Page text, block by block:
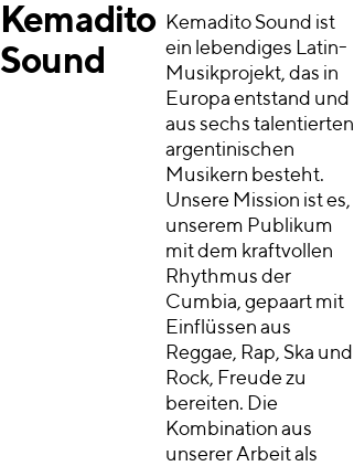
Kemadito
Sound
Kemadito Sound ist
ein lebendiges Latin-
Musikprojekt, das in
Europa entstand und
aus sechs talentierten
argentinischen
Musikern besteht.
Unsere Mission ist es,
unserem Publikum
mit dem kraftvollen
Rhythmus der
Cumbia, gepaart mit
Einflüssen aus
Reggae, Rap, Ska und
Rock, Freude zu
bereiten. Die
Kombination aus
unserer Arbeit als